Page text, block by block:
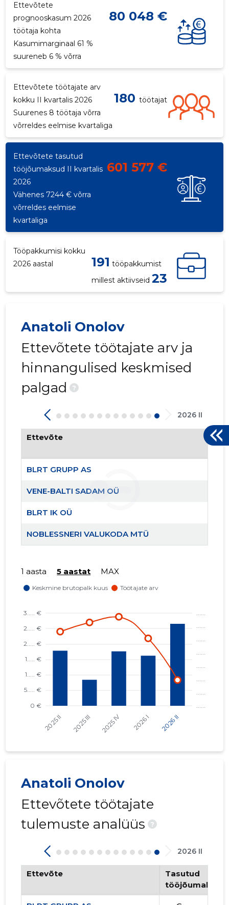
Ettevõtete
prognooskasum 2026
töötaja kohta
80 048 €
Kasumimarginaal 61 %
suureneb 6 % võrra
Ettevõtete töötajate arv
kokku II kvartalis 2026
180 töötajat
Suurenes 8 töötaja võrra
võrreldes eelmise kvartaliga
Ettevõtete tasutud
tööjõumaksud II kvartalis
2026
601 577 €
Vähenes 7244 € võrra
võrreldes eelmise
kvartaliga
Tööpakkumisi kokku
2026 aastal
191 tööpakkumist
millest aktiivseid 23
Anatoli Onolov
Ettevõtete töötajate arv ja
hinnangulised keskmised
palgad
?
2026 II
Ettevõte
BLRT GRUPP AS
VENE-BALTI SADAM OÜ
BLRT IK OÜ
NOBLESSNERI VALUKODA MTÜ
1 aasta 5 aastat MAX
Anatoli Onolov
Ettevõtete töötajate
tulemuste analüüs
?
2026 II
Ettevõte
Tasutud
tööjõumaksud